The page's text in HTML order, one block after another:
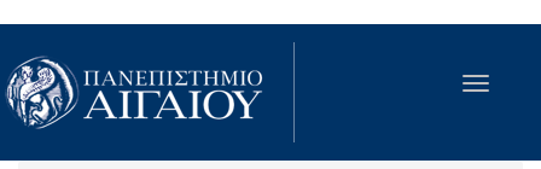
Παράκαμψη προς το κυρίως περιεχόμενο
Toggle